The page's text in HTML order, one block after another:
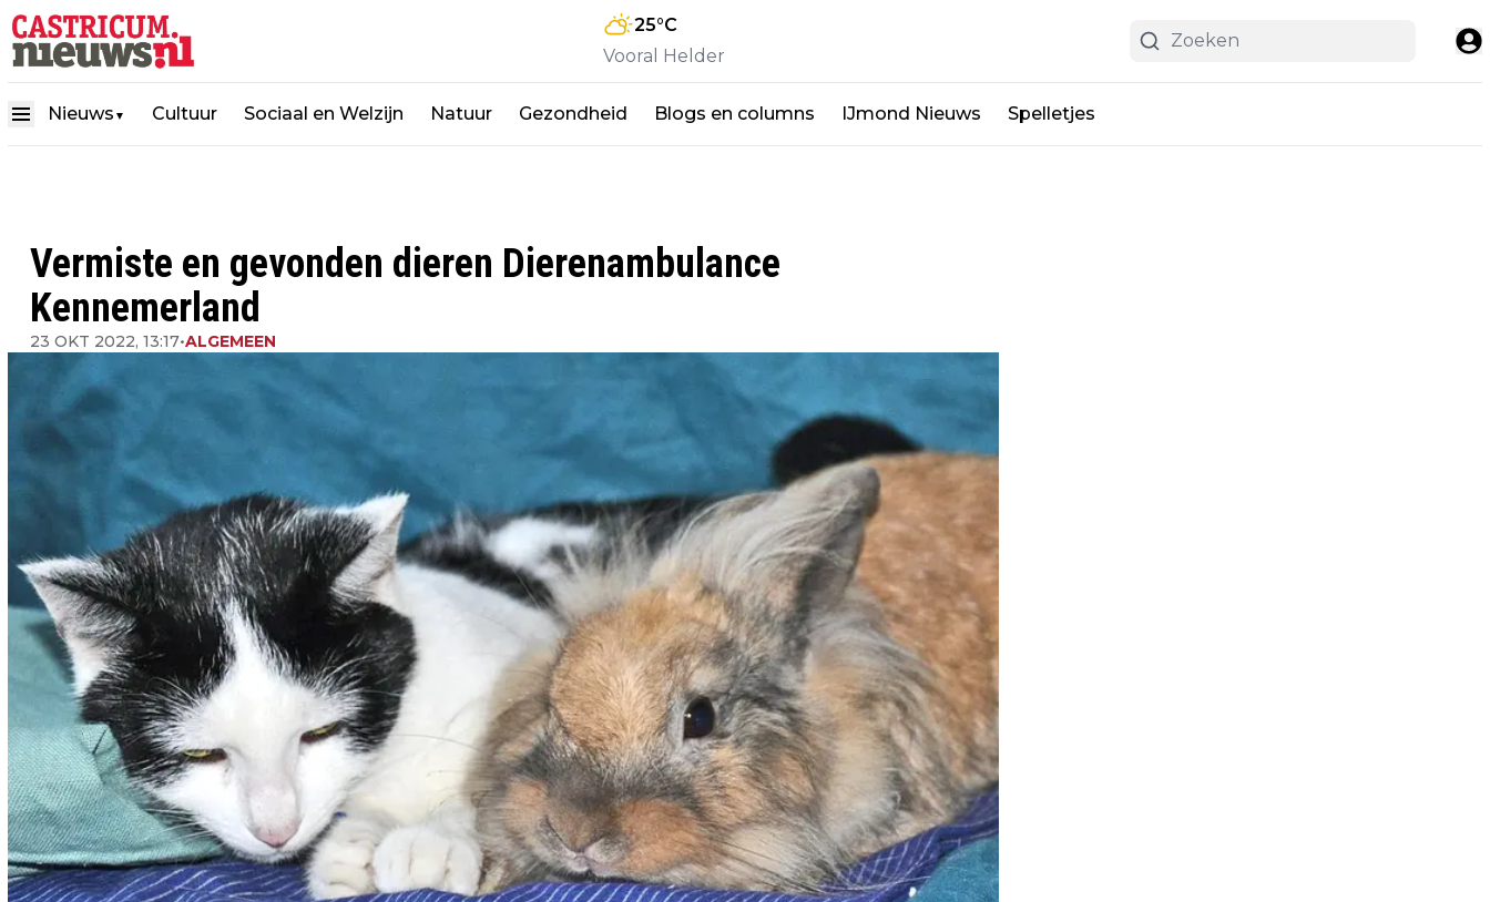
25°C
Vooral Helder
Nieuws ▼ Cultuur Sociaal en Welzijn Natuur Gezondheid Blogs en columns IJmond Nieuws Spelletjes
Vermiste en gevonden dieren Dierenambulance
Kennemerland
23 OKT 2022, 13:17•ALGEMEEN